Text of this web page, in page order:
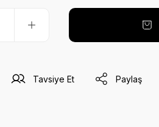
Tavsiye Et Paylaş